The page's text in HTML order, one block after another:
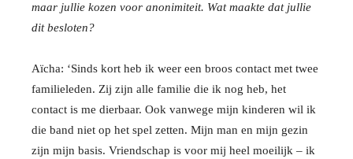
maar jullie kozen voor anonimiteit. Wat maakte dat jullie
dit besloten?
Aïcha: ‘Sinds kort heb ik weer een broos contact met twee
familieleden. Zij zijn alle familie die ik nog heb, het
contact is me dierbaar. Ook vanwege mijn kinderen wil ik
die band niet op het spel zetten. Mijn man en mijn gezin
zijn mijn basis. Vriendschap is voor mij heel moeilijk – ik